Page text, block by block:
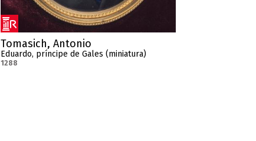
Tomasich, Antonio
Eduardo, príncipe de Gales (miniatura)
1288